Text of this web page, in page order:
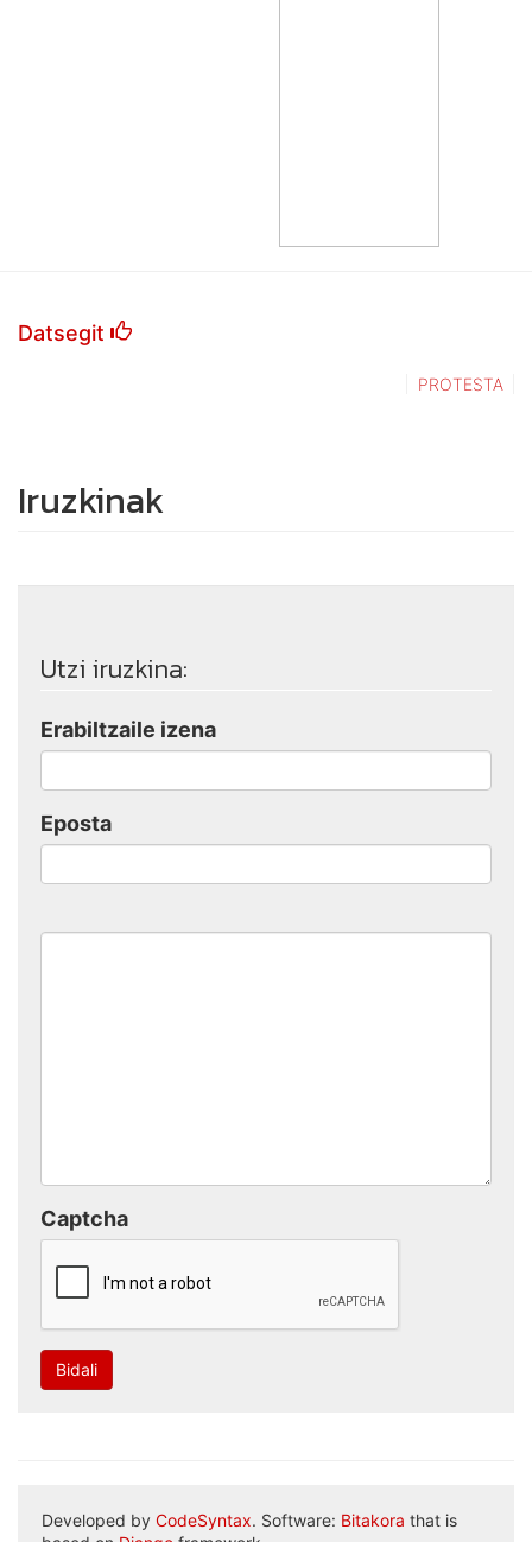
Datsegit
PROTESTA
Iruzkinak
Utzi iruzkina:
Erabiltzaile izena
Eposta
Captcha
Bidali
Developed by CodeSyntax. Software: Bitakora that is